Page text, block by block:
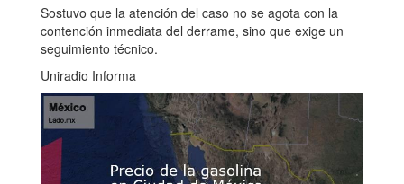
Sostuvo que la atención del caso no se agota con la
contención inmediata del derrame, sino que exige un
seguimiento técnico.
Uniradio Informa